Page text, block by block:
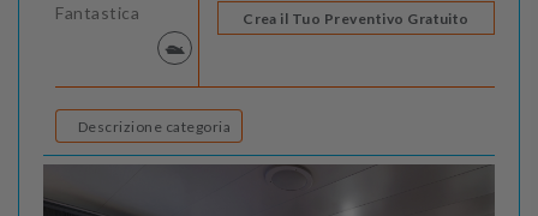
Fantastica
Crea il Tuo Preventivo Gratuito
Descrizione categoria